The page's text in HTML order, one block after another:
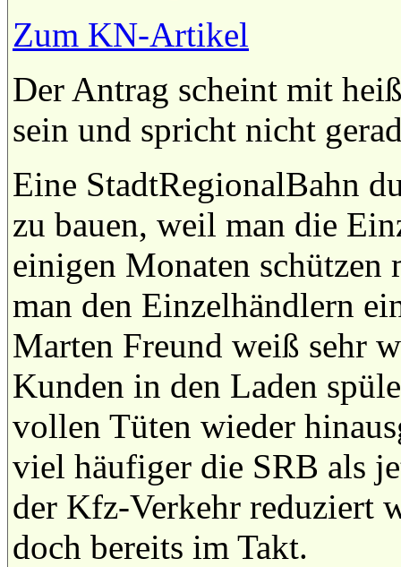
Zum KN-Artikel
Der Antrag scheint mit
sein und spricht nicht
Eine StadtRegionalBahn
zu bauen, weil man die
einigen Monaten
man den Einzelhändlern
Marten Freund weiß sehr
Kunden in den Laden
vollen Tüten wieder
viel häufiger die SRB als
der Kfz-Verkehr reduziert
doch bereits im Takt.